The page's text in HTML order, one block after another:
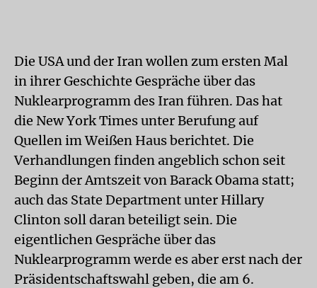
Die USA und der Iran wollen zum ersten Mal
in ihrer Geschichte Gespräche über das
Nuklearprogramm des Iran führen. Das hat
die New York Times unter Berufung auf
Quellen im Weißen Haus berichtet. Die
Verhandlungen finden angeblich schon seit
Beginn der Amtszeit von Barack Obama statt;
auch das State Department unter Hillary
Clinton soll daran beteiligt sein. Die
eigentlichen Gespräche über das
Nuklearprogramm werde es aber erst nach der
Präsidentschaftswahl geben, die am 6.